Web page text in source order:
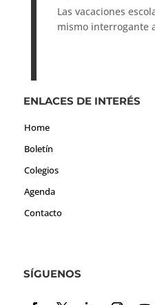
Las vacaciones
mismo interrogante
ENLACES DE INTERÉS
Home
Boletín
Colegios
Agenda
Contacto
SÍGUENOS